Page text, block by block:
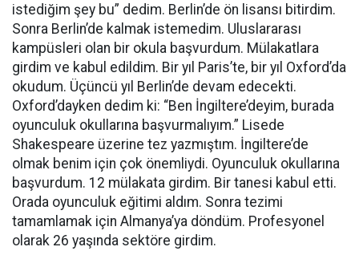
istediğim şey bu” dedim. Berlin’de ön lisansı bitirdim.
Sonra Berlin’de kalmak istemedim. Uluslararası
kampüsleri olan bir okula başvurdum. Mülakatlara
girdim ve kabul edildim. Bir yıl Paris’te, bir yıl Oxford’da
okudum. Üçüncü yıl Berlin’de devam edecekti.
Oxford’dayken dedim ki: “Ben İngiltere’deyim, burada
oyunculuk okullarına başvurmalıyım.” Lisede
Shakespeare üzerine tez yazmıştım. İngiltere’de
olmak benim için çok önemliydi. Oyunculuk okullarına
başvurdum. 12 mülakata girdim. Bir tanesi kabul etti.
Orada oyunculuk eğitimi aldım. Sonra tezimi
tamamlamak için Almanya’ya döndüm. Profesyonel
olarak 26 yaşında sektöre girdim.